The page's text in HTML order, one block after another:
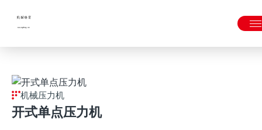
机械压力机
开式单点压力机